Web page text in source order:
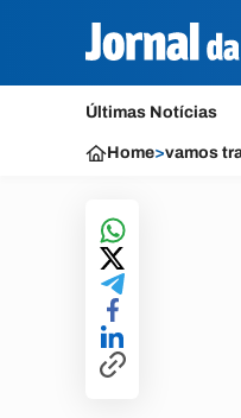
Últimas Notícias
Home>vamos